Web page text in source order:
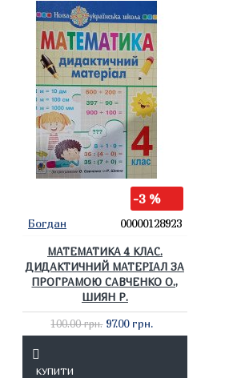
-3 %
Богдан 00000128923
МАТЕМАТИКА 4 КЛАС.
ДИДАКТИЧНИЙ МАТЕРІАЛ ЗА
ПРОГРАМОЮ САВЧЕНКО О.,
ШИЯН Р.
100.00 грн. 97.00 грн.
КУПИТИ